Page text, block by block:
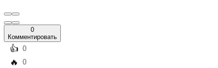
0
Комментировать
️👍 0
️🔥 0